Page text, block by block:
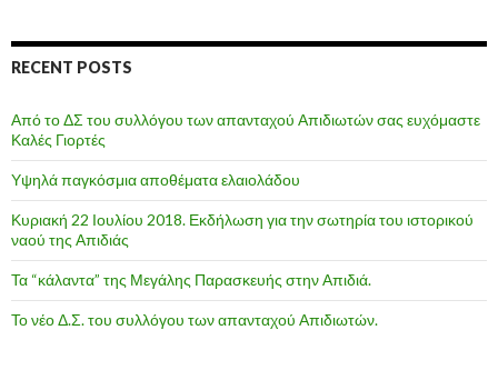
RECENT POSTS
Από το ΔΣ του συλλόγου των απανταχού Απιδιωτών σας ευχόμαστε
Καλές Γιορτές
Υψηλά παγκόσμια αποθέματα ελαιολάδου
Κυριακή 22 Ιουλίου 2018. Εκδήλωση για την σωτηρία του ιστορικού
ναού της Απιδιάς
Τα “κάλαντα” της Μεγάλης Παρασκευής στην Απιδιά.
Το νέο Δ.Σ. του συλλόγου των απανταχού Απιδιωτών.